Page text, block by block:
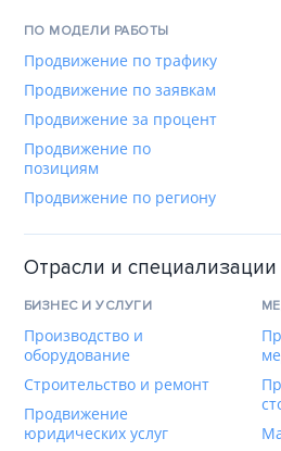
ПО МОДЕЛИ РАБОТЫ
Продвижение по трафику
Продвижение по заявкам
Продвижение за процент
Продвижение по
позициям
Продвижение по региону
Отрасли и специализации
БИЗНЕС И УСЛУГИ
Производство и
оборудование
Строительство и ремонт
Продвижение
юридических услуг